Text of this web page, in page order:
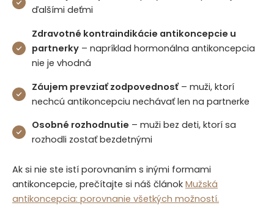
ďalšími deťmi
Zdravotné kontraindikácie antikoncepcie u
partnerky – napríklad hormonálna antikoncepcia
nie je vhodná
Záujem prevziať zodpovednosť– muži, ktorí
nechcú antikoncepciu nechávať len na partnerke
Osobné rozhodnutie – muži bez deti, ktorí sa
rozhodli zostať bezdetnými
Ak si nie ste istí porovnaním s inými formami
antikoncepcie, prečítajte si náš článok Mužská
antikoncepcia: porovnanie všetkých možností.